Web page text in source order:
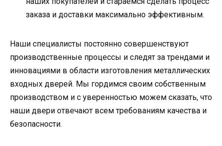
заказа и доставки максимально эффективным.
Наши специалисты постоянно совершенствуют
производственные процессы и следят за трендами и
инновациями в области изготовления металлических
входных дверей. Мы гордимся своим собственным
производством и с уверенностью можем сказать, что
наши двери отвечают всем требованиям качества и
безопасности.